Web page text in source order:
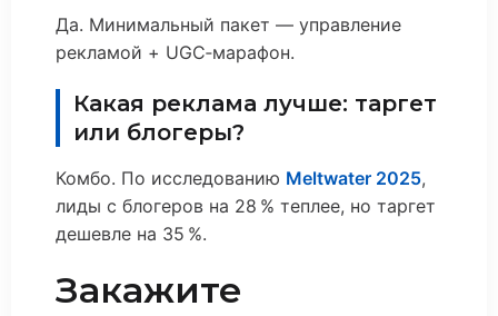
Да. Минимальный пакет — управление
рекламой + UGC‑марафон.
Какая реклама лучше: таргет
или блогеры?
Комбо. По исследованию Meltwater 2025,
лиды с блогеров на 28 % теплее, но таргет
дешевле на 35 %.
Закажите